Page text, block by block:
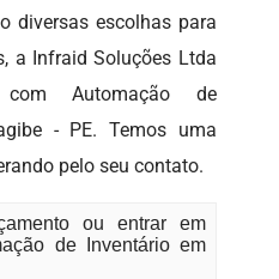
diversas escolhas para
a Infraid Soluções Ltda
com Automação de
- PE. Temos uma
pelo seu contato.
ou entrar em
de Inventário em